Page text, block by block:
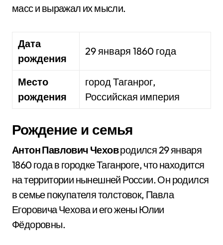
масс и выражал их мысли.
Дата
рождения
29 января 1860 года
Место
рождения
город Таганрог,
Российская империя
Рождение и семья
Антон Павлович Чеховродился 29 января
1860 года в городке Таганроге, что находится
на территории нынешней России. Он родился
в семье покупателя толстовок, Павла
Егоровича Чехова и его жены Юлии
Фёдоровны.